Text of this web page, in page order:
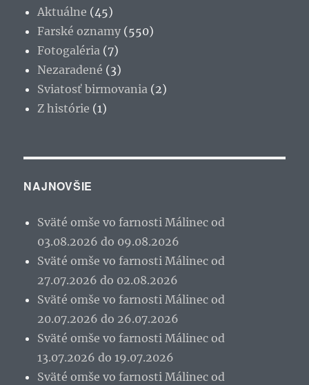
Aktuálne (45)
Farské oznamy (550)
Fotogaléria (7)
Nezaradené (3)
Sviatosť birmovania (2)
Z histórie (1)
NAJNOVŠIE
Sväté omše vo farnosti Málinec od
03.08.2026 do 09.08.2026
Sväté omše vo farnosti Málinec od
27.07.2026 do 02.08.2026
Sväté omše vo farnosti Málinec od
20.07.2026 do 26.07.2026
Sväté omše vo farnosti Málinec od
13.07.2026 do 19.07.2026
Sväté omše vo farnosti Málinec od